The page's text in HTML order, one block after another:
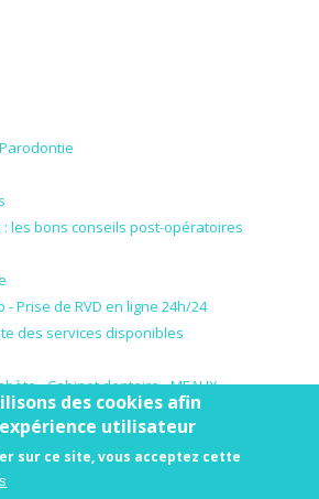
les bons conseils post-opératoires
- Prise de RVD en ligne 24h/24
des services disponibles
- Cabinet dentaire - MEAUX
-Infos Conseil de l'Ordre- site web du
créé par
des cookies afin
utilisateur
sur ce site, vous acceptez cette